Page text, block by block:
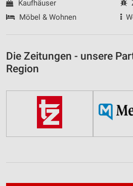
Kaufhäuser
Möbel & Wohnen
Die Zeitungen - unsere
Region